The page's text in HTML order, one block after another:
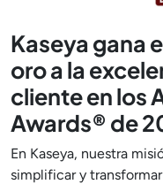
Kaseya gana
oro a la
cliente en los
Awards® de
En Kaseya, nuestra
simplificar y